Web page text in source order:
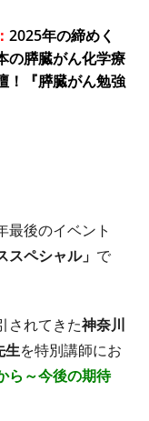
2025年の締めく
の膵臓がん化学療
！『膵臓がん勉強
最後のイベント
スペシャル」 で
されてきた神奈川
生を特別講師にお
ら～今後の期待